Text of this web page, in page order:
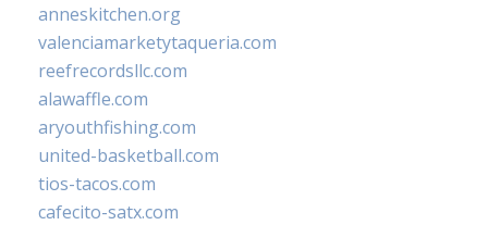
anneskitchen.org
valenciamarketytaqueria.com
reefrecordsllc.com
alawaffle.com
aryouthfishing.com
united-basketball.com
tios-tacos.com
cafecito-satx.com